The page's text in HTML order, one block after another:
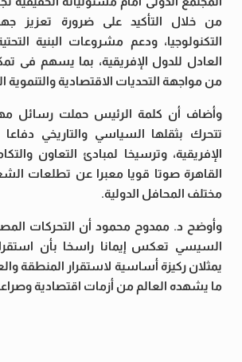
من خلال التأكيد على ضرورة تعزيز
التكنولوجيا، ودعم مشروعات البنية
العادل للدول الإفريقية، بما يسهم فى
من مواجهة التحديات الاقتصادية والتنموية
وأضاف أن كلمة الرئيس حملت رسائل
تتحرك بثقلها السياسي والتاريخي
الإفريقية، وترسيخا لمبادئ التعاون
القاهرة صوتا قويا معبرا عن تطلعات
مختلف المحافل الدولية.
وأوضح د. ممدوح محمود أن التحركات
السيسي تعكس إيمانا راسخا بأن استقرار
يمثلان ركيزة أساسية لاستقرار المنطقة
ما يشهده العالم من أزمات اقتصادية